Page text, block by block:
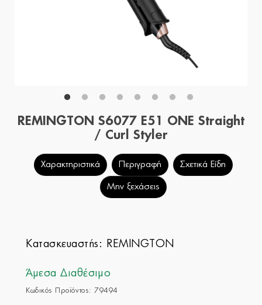
REMINGTON S6077 E51 ONE Straight
/ Curl Styler
Χαρακτηριστικά Περιγραφή Σχετικά Είδη
Μην ξεχάσεις
Κατασκευαστής: REMINGTON
Άμεσα Διαθέσιμο
Κωδικός Προϊόντος: 79494